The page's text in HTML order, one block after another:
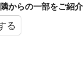
からの一部をご紹介
る